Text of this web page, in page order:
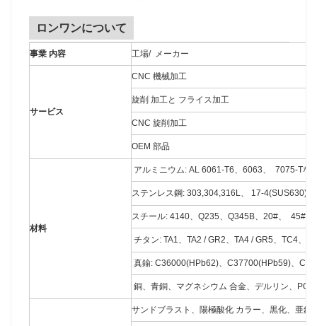
ロンワンについて
事業 内容 工場/ メーカー
サービス
CNC 機械加工
旋削 加工と フライス加工
CNC 旋削加工
OEM 部品
材料
アルミニウム: AL 6061-T6、6063、 7075-Tな
ステンレス鋼: 303,304,316L、 17-4(SUS630)
スチール: 4140、Q235、Q345B、20#、 45#
チタン: TA1、TA2 / GR2、TA4 / GR5、TC4、
真鍮: C36000(HPb62)、C37700(HPb59)、
銅、青銅、マグネシウム 合金、デルリン、
サンドブラスト、陽極酸化 カラー、黒化、亜